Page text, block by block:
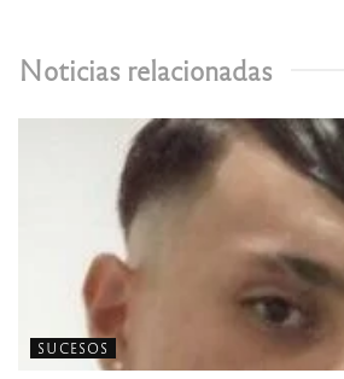
Noticias relacionadas
SUCESOS